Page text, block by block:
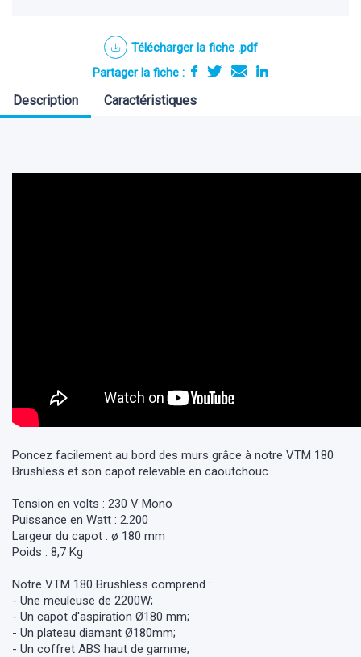
Télécharger la fiche .pdf
Partager la fiche :
Description Caractéristiques
Poncez facilement au bord des murs grâce à notre VTM 180
Brushless et son capot relevable en caoutchouc.
Tension en volts : 230 V Mono
Puissance en Watt : 2.200
Largeur du capot : ø 180 mm
Poids : 8,7 Kg
Notre VTM 180 Brushless comprend :
- Une meuleuse de 2200W;
- Un capot d'aspiration Ø180 mm;
- Un plateau diamant Ø180mm;
- Un coffret ABS haut de gamme;